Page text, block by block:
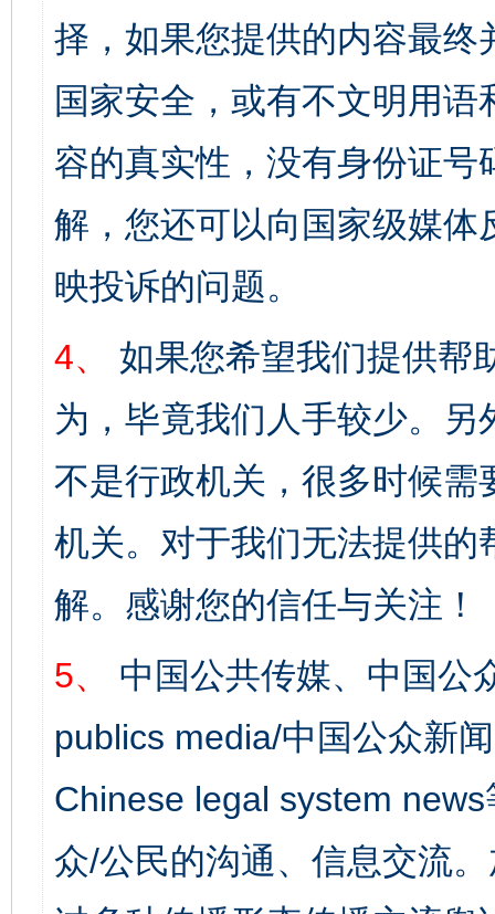
择，如果您提供的内容最
国家安全，或有不文明用
容的真实性，没有身份证
解，您还可以向国家级媒
映投诉的问题。
4、
如果您希望我们提供帮
为，毕竟我们人手较少。
不是行政机关，很多时候
机关。对于我们无法提供
解。感谢您的信任与关注！
5、
中国公共传媒、中国公
publics media/中国公众新
Chinese legal system
众/公民的沟通、信息交流